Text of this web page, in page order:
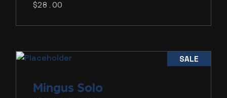
$28.00
SALE
Mingus Solo